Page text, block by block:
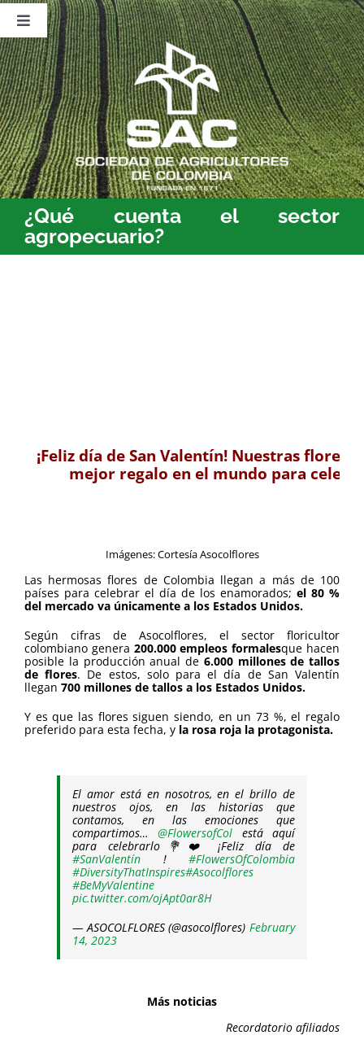
Saltar
contenido
Toggle
Navigation
Nosotros
Publicaciones
Sala de Prensa
Eventos
¿Qué cuenta el sector
agropecuario?
¡Feliz día de San Valentín! Nuestras flores
mejor regalo en el mundo para
Imágenes: Cortesía Asocolflores
Las hermosas flores de Colombia llegan a más de 100
países para celebrar el día de los enamorados; el 80 %
del mercado va únicamente a los Estados Unidos.
Según cifras de Asocolflores, el sector floricultor
colombiano genera 200.000 empleos formalesque hacen
posible la producción anual de 6.000 millones de tallos
de flores. De estos, solo para el día de San Valentín
llegan 700 millones de tallos a los Estados Unidos.
Y es que las flores siguen siendo, en un 73 %, el regalo
preferido para esta fecha, y la rosa roja la protagonista.
El amor está en nosotros, en el brillo de
nuestros ojos, en las historias que
contamos, en las emociones que
compartimos…@FlowersofCol está aquí
para celebrarlo💐❤️ ¡Feliz día de
#SanValentín ! #FlowersOfColombia
#DiversityThatInspires#Asocolflores
#BeMyValentine
pic.twitter.com/ojApt0ar8H
— ASOCOLFLORES (@asocolflores) February
14, 2023
Más noticias
Recordatorio afiliados